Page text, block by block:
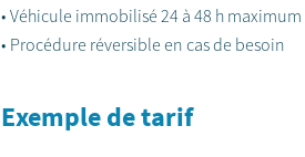
• Véhicule immobilisé 24 à 48 h maximum
• Procédure réversible en cas de besoin
Exemple de tarif